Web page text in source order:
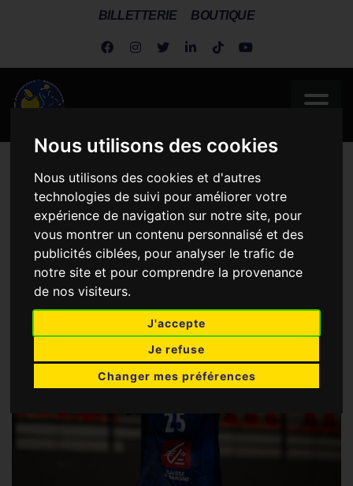
Nous utilisons des cookies
Nous utilisons des cookies et d'autres
technologies de suivi pour améliorer votre
expérience de navigation sur notre site, pour
vous montrer un contenu personnalisé et des
publicités ciblées, pour analyser le trafic de
notre site et pour comprendre la provenance
de nos visiteurs.
J'accepte
Je refuse
Changer mes préférences
BILLETTERIE BOUTIQUE
Metz Handball > Actus Dragonnes Dragonnes
pépite du handball français signe à Metz. [2027]
LYLOU BORG, LA PÉPITE
DU HANDBALL FRANÇAIS
SIGNE À METZ. [2027]